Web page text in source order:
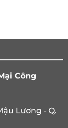
Công
Lương - Q.